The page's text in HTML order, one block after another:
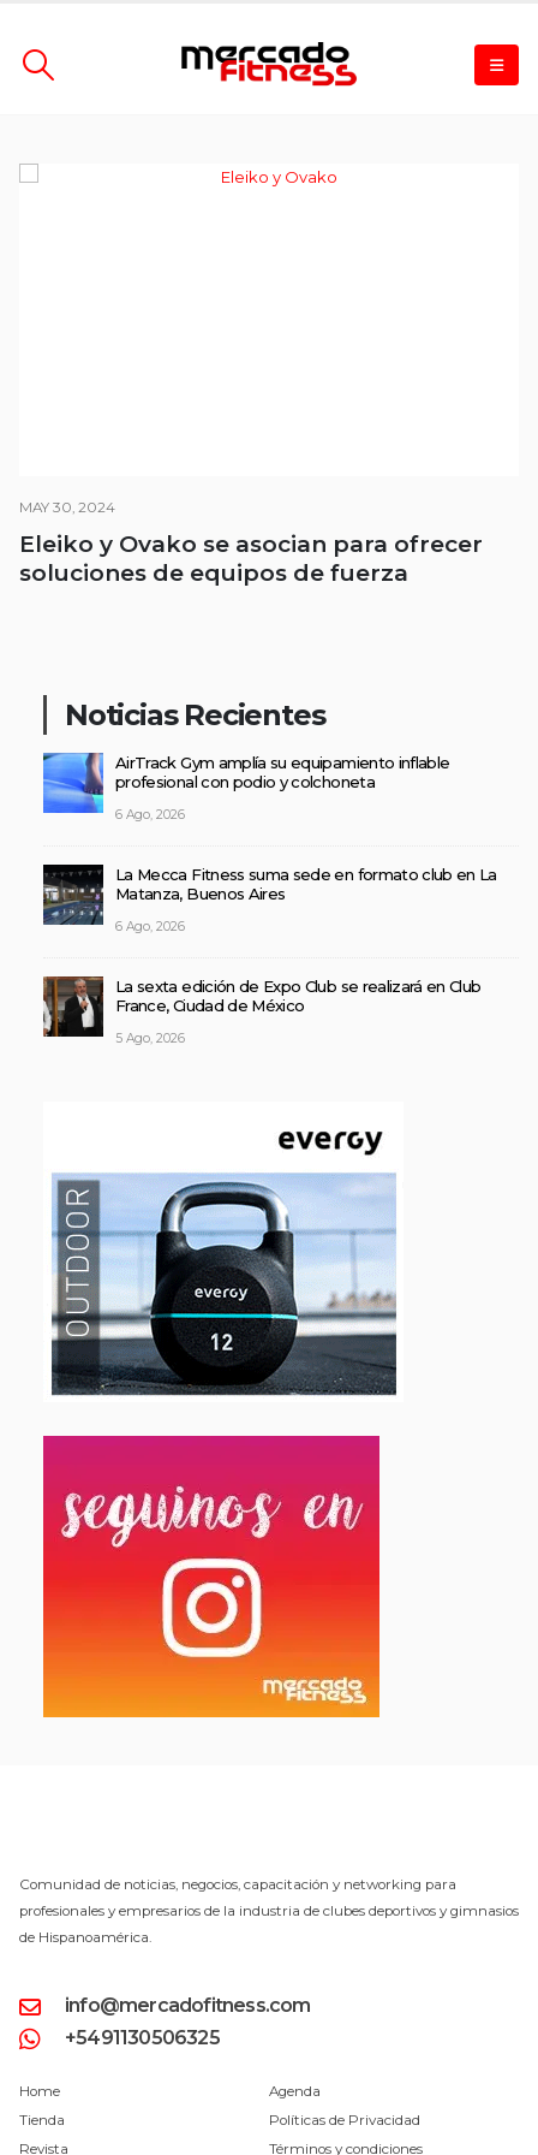
MAY 30, 2024
Eleiko y Ovako se asocian para ofrecer
soluciones de equipos de fuerza
Noticias Recientes
AirTrack Gym amplía su equipamiento inflable
profesional con podio y colchoneta
6 Ago, 2026
La Mecca Fitness suma sede en formato club en La
Matanza, Buenos Aires
6 Ago, 2026
La sexta edición de Expo Club se realizará en Club
France, Ciudad de México
5 Ago, 2026
Comunidad de noticias, negocios, capacitación y networking para
profesionales y empresarios de la industria de clubes deportivos y gimnasios
de Hispanoamérica.
info@mercadofitness.com
+5491130506325
Home
Tienda
Revista
Agenda
Políticas de Privacidad
Términos y condiciones